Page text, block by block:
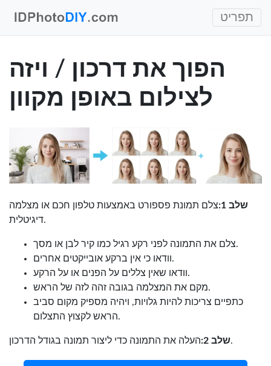
תפריט
הפוך את דרכון / ויזה
לצילום באופן מקוון
שלב 1:
צלם תמונת פספורט באמצעות טלפון חכם או מצלמה
דיגיטלית.
צלם את התמונה לפני רקע רגיל כמו קיר לבן או מסך.
וודאו כי אין ברקע אובייקטים אחרים.
וודאו שאין צללים על הפנים או על הרקע.
מקם את המצלמה בגובה זהה לזה של הראש.
כתפיים צריכות להיות גלויות, ויהיה מספיק מקום סביב
הראש לקצוץ התצלום.
שלב 2:העלה את התמונה כדי ליצור תמונה בגודל הדרכון.